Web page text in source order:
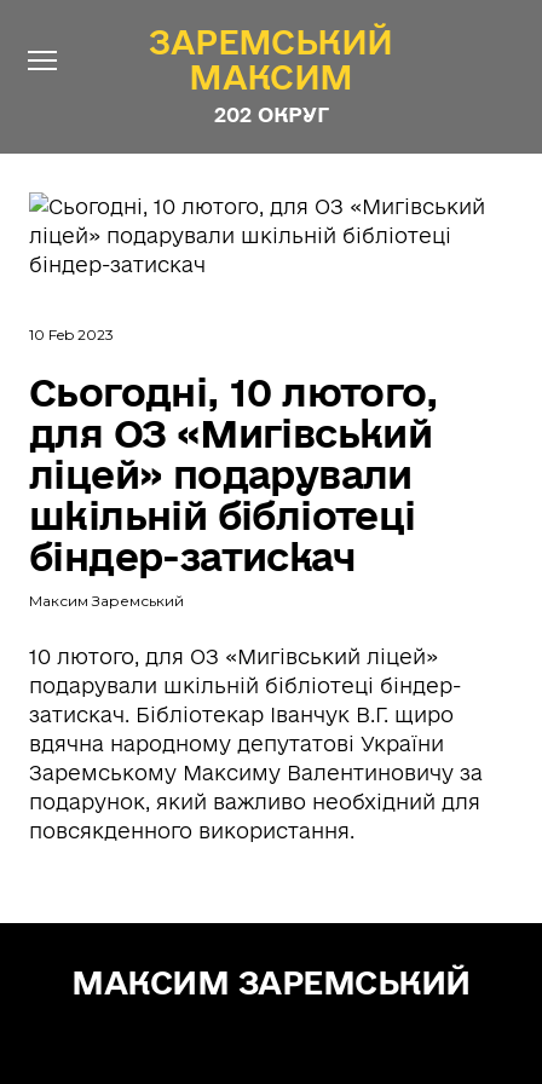
ЗАРЕМСЬКИЙ
МАКСИМ
202 ОКРУГ
ЗАРЕМСЬКИЙ
МАКСИМ
202 ОКРУГ
Новини
Контакти
Програма
Анонімні опитування
Стежити за Депутатом
10 Feb 2023
Сьогодні, 10 лютого,
для ОЗ «Мигівський
ліцей» подарували
шкільній бібліотеці
біндер-затискач
Максим Заремський
10 лютого, для ОЗ «Мигівський ліцей»
подарували шкільній бібліотеці біндер-
затискач. Бібліотекар Іванчук В.Г. щиро
вдячна народному депутатові України
Заремському Максиму Валентиновичу за
подарунок, який важливо необхідний для
повсякденного використання.
МАКСИМ ЗАРЕМСЬКИЙ